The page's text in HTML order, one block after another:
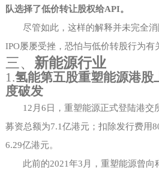
队选择了低价转让股权给API。
尽管如此，这样的解释并未完全
IPO屡屡受挫，恐怕与低价转股行为有
三、 新能源行业
1.氢能第五股重塑能源港股
度破发
12月6日，重塑能源正式登陆港交
募资总额为7.1亿港元；扣除发行费用
6.29亿港元。
此前的2021年3月，重塑能源曾向